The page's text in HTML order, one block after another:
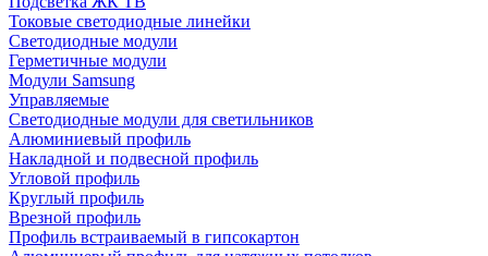
Токовые светодиодные линейки
Светодиодные модули
Герметичные модули
Модули Samsung
Управляемые
Светодиодные модули для светильников
Алюминиевый профиль
Накладной и подвесной профиль
Угловой профиль
Круглый профиль
Врезной профиль
Профиль встраиваемый в гипсокартон